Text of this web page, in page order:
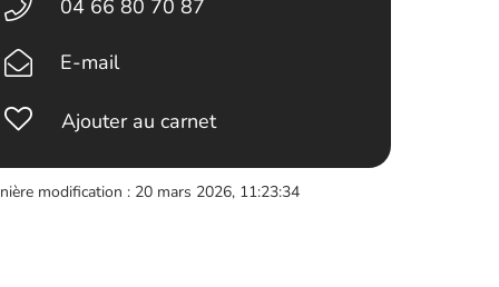
04 66 80 70 87
E-mail
Ajouter au carnet
modification : 20 mars 2026, 11:23:34